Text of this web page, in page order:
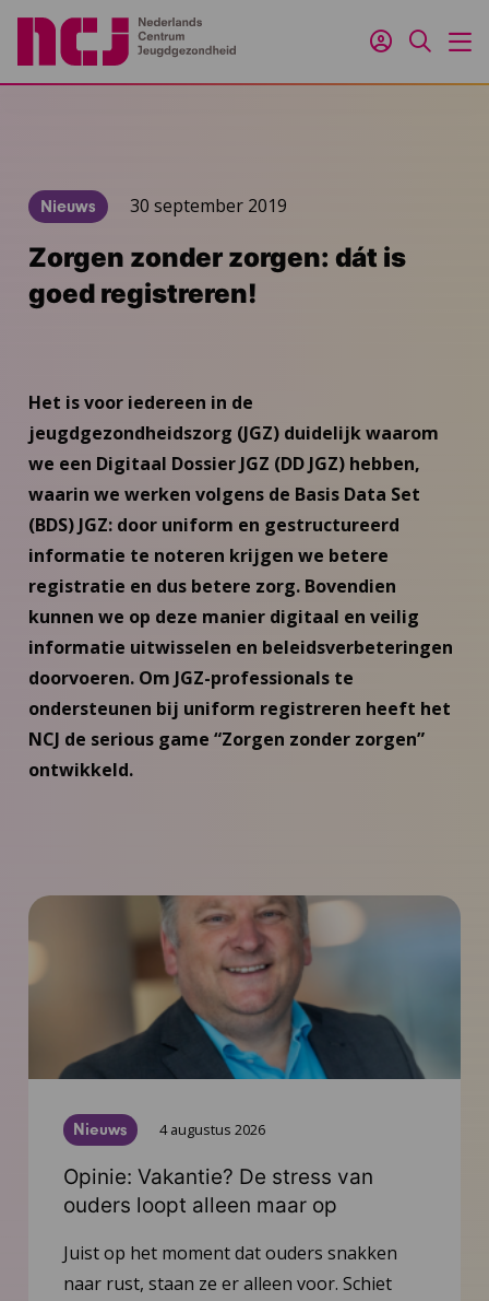
Inloggen
Zoeken
Nieuws 30 september 2019
Zorgen zonder zorgen: dát is
goed registreren!
Het is voor iedereen in de
jeugdgezondheidszorg (JGZ) duidelijk waarom
we een Digitaal Dossier JGZ (DD JGZ) hebben,
waarin we werken volgens de Basis Data Set
(BDS) JGZ: door uniform en gestructureerd
informatie te noteren krijgen we betere
registratie en dus betere zorg. Bovendien
kunnen we op deze manier digitaal en veilig
informatie uitwisselen en beleidsverbeteringen
doorvoeren. Om JGZ-professionals te
ondersteunen bij uniform registreren heeft het
NCJ de serious game “Zorgen zonder zorgen”
ontwikkeld.
Nieuws 4 augustus 2026
Opinie: Vakantie? De stress van
ouders loopt alleen maar op
Juist op het moment dat ouders snakken
naar rust, staan ze er alleen voor. Schiet